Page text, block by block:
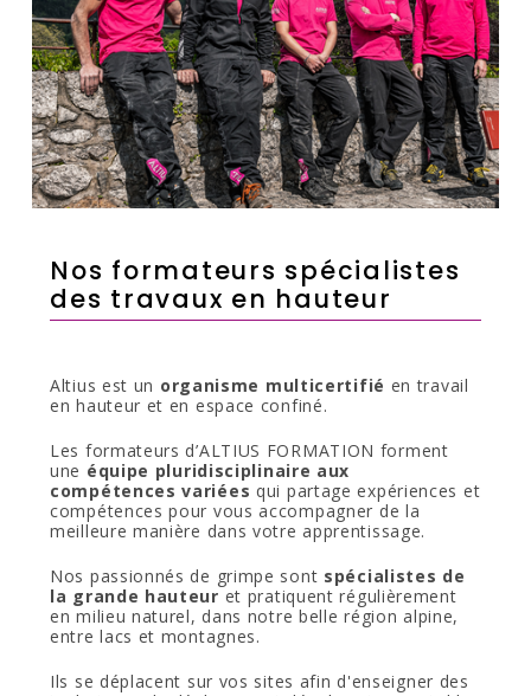
Nos formateurs spécialistes
des travaux en hauteur
Altius est un organisme multicertifié en travail
en hauteur et en espace confiné.
Les formateurs d’ALTIUS FORMATION forment
une équipe pluridisciplinaire aux
compétences variées qui partage expériences et
compétences pour vous accompagner de la
meilleure manière dans votre apprentissage.
Nos passionnés de grimpe sont spécialistes de
la grande hauteur et pratiquent régulièrement
en milieu naturel, dans notre belle région alpine,
entre lacs et montagnes.
Ils se déplacent sur vos sites afin d'enseigner des